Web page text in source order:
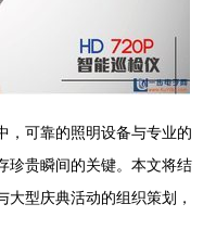
，可靠的照明设备与专业的
珍贵瞬间的关键。本文将结
型庆典活动的组织策划，